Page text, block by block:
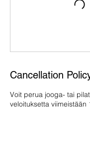
Cancellation
Voit perua jooga- tai
veloituksetta viimeistään